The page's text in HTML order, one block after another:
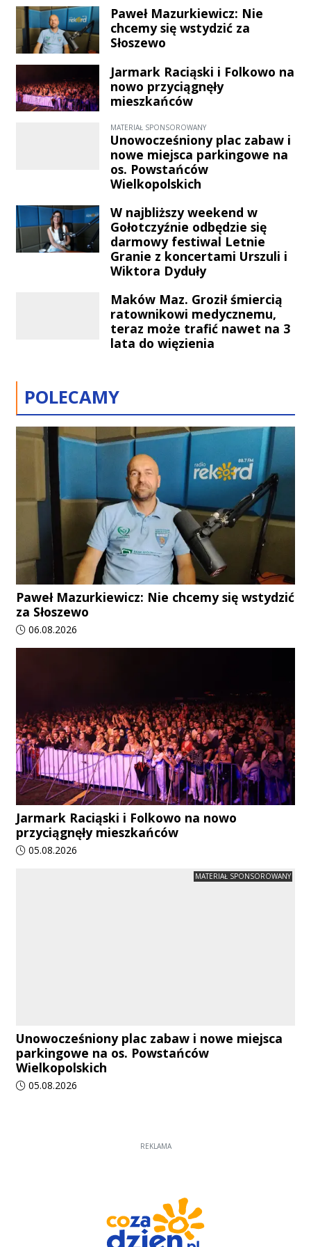
facebookowym profilu ks. Marka
Świgońskiego.
zginęła na miejscu po wejściu pod
pociąg relacji Łódź – Kołobrzeg.
Ruch na tej kluczowej magistrali
został całkowicie wstrzymany.
Skutki to gigantyczne opóźnienia
oraz liczne odwołane kursy, co
bezpośrednio dotyka mieszkańców
naszego regionu.
Paweł Mazurkiewicz: Nie
chcemy się wstydzić za
Słoszewo
Jarmark Raciąski i Folkowo na
nowo przyciągnęły
mieszkańców
MATERIAŁ SPONSOROWANY
Unowocześniony plac zabaw i
nowe miejsca parkingowe na
os. Powstańców
Wielkopolskich
W najbliższy weekend w
Gołotczyźnie odbędzie się
darmowy festiwal Letnie
Granie z koncertami Urszuli i
Wiktora Dyduły
Maków Maz. Groził śmiercią
ratownikowi medycznemu,
teraz może trafić nawet na 3
lata do więzienia
POLECAMY
Paweł Mazurkiewicz: Nie chcemy się wstydzić
za Słoszewo
Data dodania artykułu:
06.08.2026
Jarmark Raciąski i Folkowo na nowo
przyciągnęły mieszkańców
Data dodania artykułu:
05.08.2026
MATERIAŁ SPONSOROWANY
Unowocześniony plac zabaw i nowe miejsca
parkingowe na os. Powstańców
Wielkopolskich
Data dodania artykułu:
05.08.2026
REKLAMA